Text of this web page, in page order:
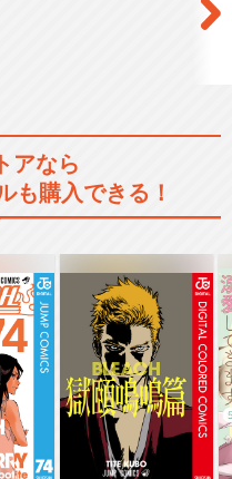
版 美少女戦士セーラーム
R
クアップ！セーラー戦士
版 美少女戦士セーラーム
S
アなら
も購入できる！